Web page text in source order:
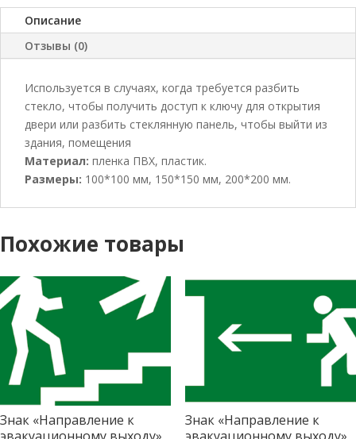
Описание
Отзывы (0)
Используется в случаях, когда требуется разбить
стекло, чтобы получить доступ к ключу для открытия
двери или разбить стеклянную панель, чтобы выйти из
здания, помещения
Материал: пленка ПВХ, пластик.
Размеры: 100*100 мм, 150*150 мм, 200*200 мм.
Похожие товары
Знак «Направление к
Знак «Направление к